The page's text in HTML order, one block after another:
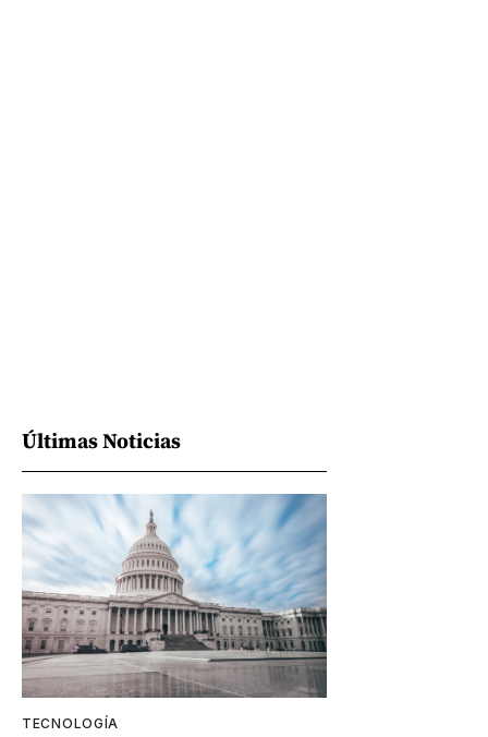
Últimas Noticias
TECNOLOGÍA